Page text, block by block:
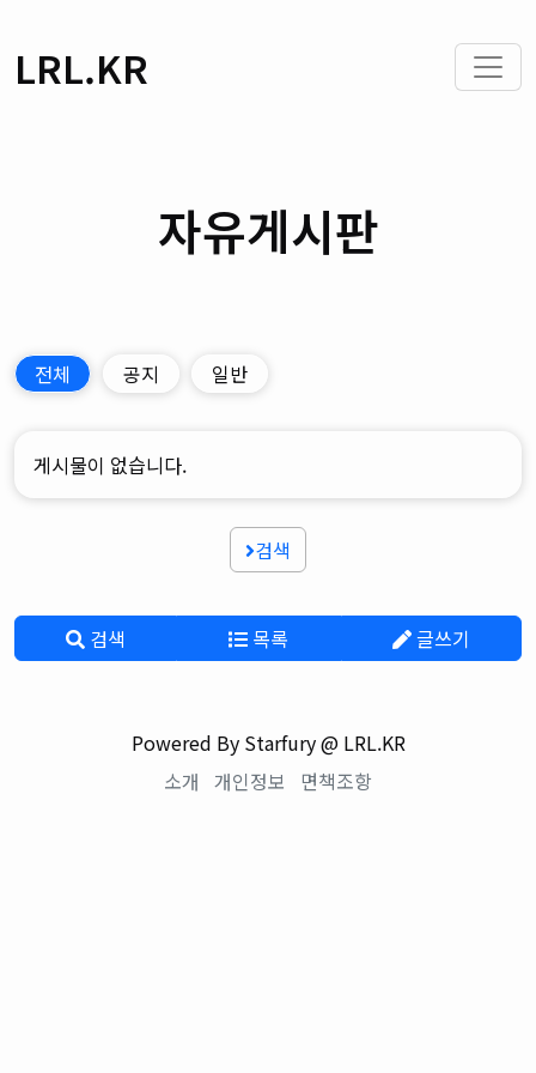
LRL.KR
자유게시판
전체 공지 일반
게시물이 없습니다.
검색
검색 목록 글쓰기
Powered By Starfury @ LRL.KR
소개 개인정보 면책조항